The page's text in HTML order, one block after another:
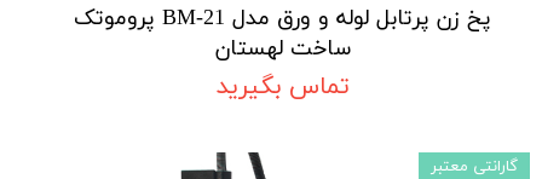
پخ زن پرتابل لوله و ورق مدل BM-21 پروموتک
ساخت لهستان
تماس بگیرید
گارانتی معتبر